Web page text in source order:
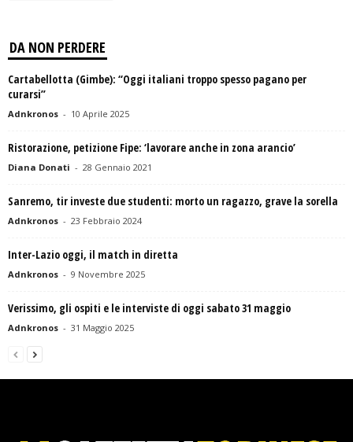
DA NON PERDERE
Cartabellotta (Gimbe): “Oggi italiani troppo spesso pagano per
curarsi”
Adnkronos - 10 Aprile 2025
Ristorazione, petizione Fipe: ‘lavorare anche in zona arancio’
Diana Donati - 28 Gennaio 2021
Sanremo, tir investe due studenti: morto un ragazzo, grave la sorella
Adnkronos - 23 Febbraio 2024
Inter-Lazio oggi, il match in diretta
Adnkronos - 9 Novembre 2025
Verissimo, gli ospiti e le interviste di oggi sabato 31 maggio
Adnkronos - 31 Maggio 2025